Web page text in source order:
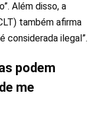
Além disso, a
também afirma
considerada ilegal”.
podem
me